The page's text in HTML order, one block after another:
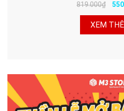
819.000₫
XEM